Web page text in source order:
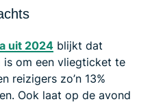
uit 2024 blijkt dat
om een vliegticket te
reizigers zo’n 13%
Ook laat op de avond